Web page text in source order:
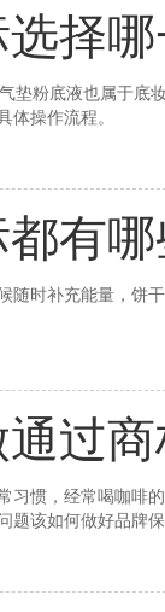
择
垫粉底液也属于
体操作流程。
有
随时补充能量，饼
过
习惯，经常喝咖啡
题该如何做好品牌